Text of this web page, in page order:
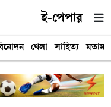
ই-পেপার
খেলা সাহিত্য মতামত